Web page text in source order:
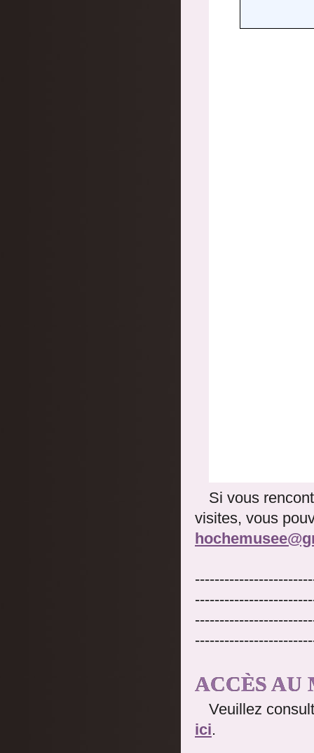
Si vous
visites, vous
ACCÈS AU
Veuillez
ici.